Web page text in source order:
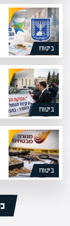
ביטוח
ביטוח
ביטוח